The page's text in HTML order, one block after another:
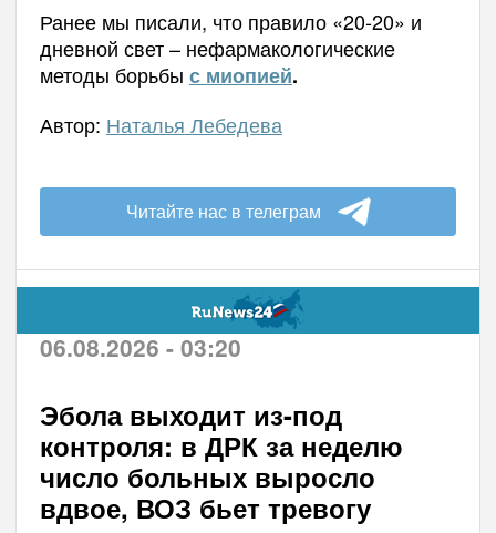
Ранее мы писали, что правило «20-20» и
дневной свет – нефармакологические
методы борьбы с миопией.
Автор: Наталья Лебедева
Читайте нас в телеграм
06.08.2026 - 03:20
Эбола выходит из-под
контроля: в ДРК за неделю
число больных выросло
вдвое, ВОЗ бьет тревогу